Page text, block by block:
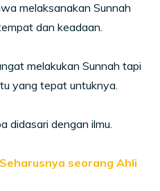
melaksanakan Sunnah
dan keadaan.
melakukan Sunnah tapi
yang tepat untuknya.
didasari dengan ilmu.
seorang Ahli